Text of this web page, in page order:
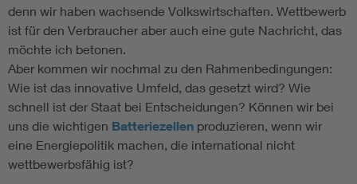
denn wir haben wachsende Volkswirtschaften. Wettbewerb
ist für den Verbraucher aber auch eine gute Nachricht, das
möchte ich betonen.
Aber kommen wir nochmal zu den Rahmenbedingungen:
Wie ist das innovative Umfeld, das gesetzt wird? Wie
schnell ist der Staat bei Entscheidungen? Können wir bei
uns die wichtigen Batteriezellen produzieren, wenn wir
eine Energiepolitik machen, die international nicht
wettbewerbsfähig ist?